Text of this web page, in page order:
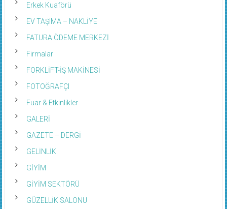
Erkek Kuaförü
EV TAŞIMA – NAKLİYE
FATURA ÖDEME MERKEZİ
Firmalar
FORKLİFT-İŞ MAKİNESİ
FOTOĞRAFÇI
Fuar & Etkinlikler
GALERİ
GAZETE – DERGİ
GELİNLİK
GİYİM
GİYİM SEKTÖRÜ
GÜZELLİK SALONU